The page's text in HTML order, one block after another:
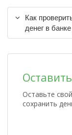
Как
денег в
Оставьте
сохранить